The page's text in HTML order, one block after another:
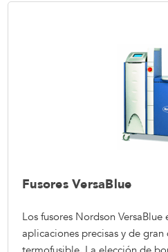
Fusores VersaBlue
Los fusores Nordson VersaBlue
aplicaciones precisas y de